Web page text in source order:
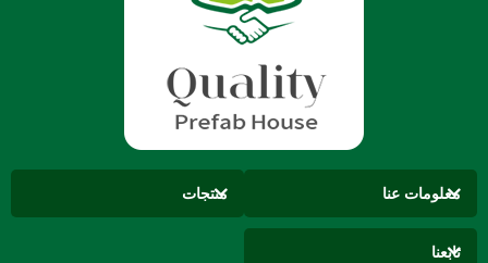
معلومات عنا منتجات
تابعنا